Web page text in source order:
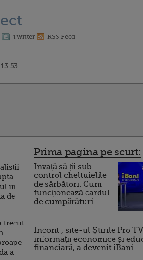
Twitter RSS Feed
in
de
trecut
a
Prima pagina pe scurt:
Invață să ții sub
control cheltuielile
de sărbători. Cum
funcționează cardul
de cumpărături
Incont , site-ul Știrile Pro
informații economice și
financiară, a devenit iBani